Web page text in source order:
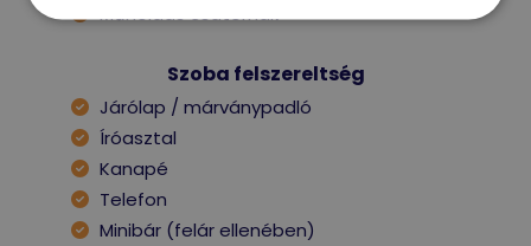
Műholdas csatornák
Szoba felszereltség
Járólap / márványpadló
Íróasztal
Kanapé
Telefon
Minibár (felár ellenében)